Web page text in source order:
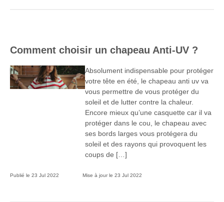
Comment choisir un chapeau Anti-UV ?
Absolument indispensable pour protéger
votre tête en été, le chapeau anti uv va
vous permettre de vous protéger du
soleil et de lutter contre la chaleur.
Encore mieux qu’une casquette car il va
protéger dans le cou, le chapeau avec
ses bords larges vous protégera du
soleil et des rayons qui provoquent les
coups de […]
Publié le 23 Jul 2022 Mise à jour le 23 Jul 2022